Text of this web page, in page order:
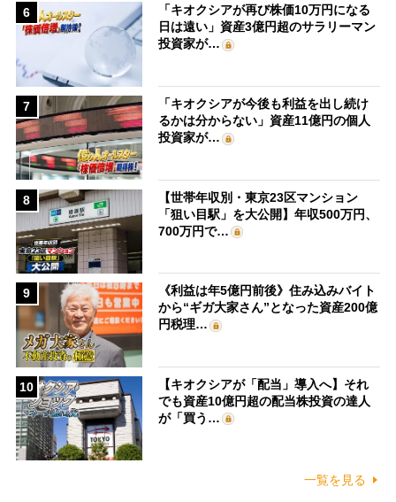
6
「キオクシアが再び株価10万円になる
日は遠い」資産3億円超のサラリーマン
投資家が…
7
「キオクシアが今後も利益を出し続け
るかは分からない」資産11億円の個人
投資家が…
8
【世帯年収別・東京23区マンション
「狙い目駅」を大公開】年収500万円、
700万円で…
9
《利益は年5億円前後》住み込みバイト
から“ギガ大家さん”となった資産200億
円税理…
10
【キオクシアが「配当」導入へ】それ
でも資産10億円超の配当株投資の達人
が「買う…
一覧を見る